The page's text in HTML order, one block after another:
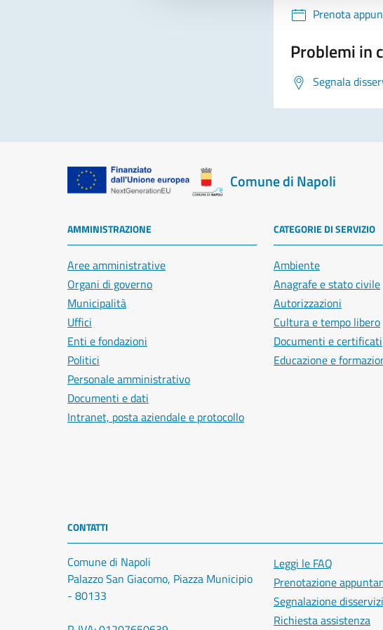
Prenota
Problemi in
Segnala
Comune di Napoli
AMMINISTRAZIONE
Aree amministrative
Organi di governo
Municipalità
Uffici
Enti e fondazioni
Politici
Personale amministrativo
Documenti e dati
Intranet, posta aziendale e protocollo
CATEGORIE DI SERVIZIO
Ambiente
Anagrafe e stato civile
Autorizzazioni
Cultura e tempo libero
Documenti e certificati
Educazione e
CONTATTI
Comune di Napoli
Palazzo San Giacomo, Piazza Municipio
- 80133
Leggi le FAQ
Prenotazione
Segnalazione
Richiesta assistenza